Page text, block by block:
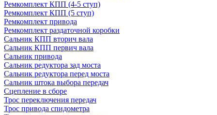
Ремкомплект КПП (4-5 ступ)
Ремкомплект КПП (5 ступ)
Ремкомплект привода
Ремкомплект раздаточной коробки
Сальник КПП вторич вала
Сальник КПП первич вала
Сальник привода
Сальник редуктора зад моста
Сальник редуктора перед моста
Сальник штока выбора передач
Сцепление в сборе
Трос переключения передач
Трос привода спидометра